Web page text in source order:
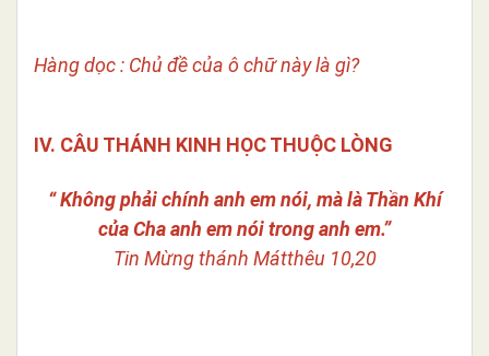
Hàng dọc : Chủ đề của ô chữ này là gì?
IV. CÂU THÁNH KINH HỌC THUỘC LÒNG
“ Không phải chính anh em nói, mà là Thần Khí
của Cha anh em nói trong anh em.”
Tin Mừng thánh Mátthêu 10,20